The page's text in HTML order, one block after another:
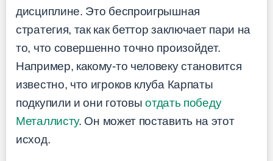
дисциплине. Это беспроигрышная
стратегия, так как беттор заключает пари на
то, что совершенно точно произойдет.
Например, какому-то человеку становится
известно, что игроков клуба Карпаты
подкупили и они готовыотдать победу
Металлисту. Он может поставить на этот
исход.